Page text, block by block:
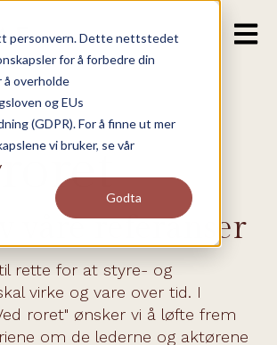
personvern. Dette nettstedet
for å forbedre din
å overholde
og EUs
(GDPR). For å finne ut mer
vi bruker, se vår
Godta
Open
våre referanser
rette for at styre- og
virke og vare over tid. I
roret" ønsker vi å løfte frem
om de lederne og aktørene